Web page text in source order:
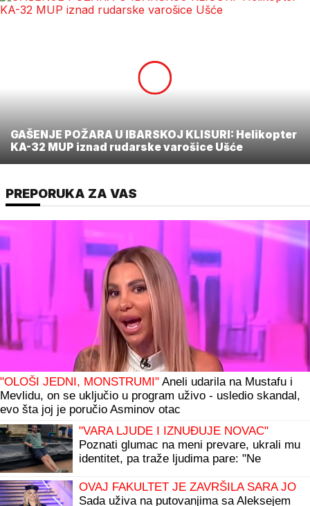
GAŠENJE POŽARA U IBARSKOJ KLISURI: Helikopter
KA-32 MUP iznad rudarske varošice Ušće
PREPORUKA ZA VAS
"OLOŠI JEDNI, MONSTRUMI" Aneli udarila na Mustafu i
Mevlidu, on se uključio u program uživo - usledio skandal,
evo šta joj je poručio Asminov otac
"VARA LJUDE I IZNUĐUJE NOVAC"
Poznati glumac na meni prevare, ukrali mu
identitet, pa traže ljudima pare: "Ne
OVAJ FAKULTET JE ZAVRŠILA SARA JO
Sada uživa na putovanjima sa Aleksejem